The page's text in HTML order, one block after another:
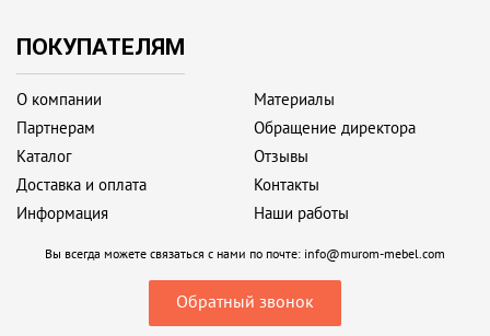
ПОКУПАТЕЛЯМ
О компании
Партнерам
Каталог
Доставка и оплата
Информация
Материалы
Обращение директора
Отзывы
Контакты
Наши работы
Вы всегда можете связаться с нами по почте: info@murom-mebel.com
Обратный звонок